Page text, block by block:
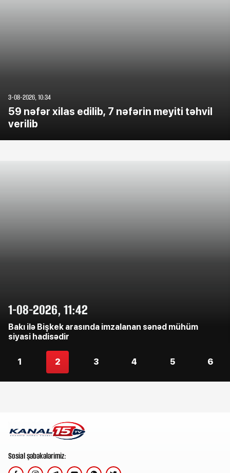
3-08-2026, 10:34
59 nəfər xilas edilib, 7 nəfərin meyiti təhvil
verilib
1-08-2026, 11:42
Bakı ilə Bişkek arasında imzalanan sənəd mühüm
siyasi hadisədir
1 2 3 4 5 6
Sosial şəbəkələrimiz: